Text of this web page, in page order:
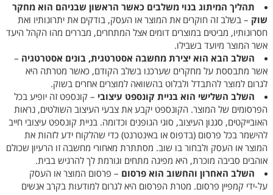
תהליך המיתוג בנוי משלבים כאשר הראשון שבניהם הוא מחקר
שוק – בשלב זה חוקרים את המוצר או העסק, בודקים את יתרונותיו ואת
חסרונותיו, מביטים במוצרים דומים אצל המתחרים, מבררים מהו הקהל היעד
אשר המוצר מיועד בשבילו.
השלב הבא הוא יצירת מחשבה אסטרטגית, בונים אסטרטגיה –
אשר מתבססת על מחקרים שערכנו בשלב הקודם, כאשר מטרתה היא
לגרום למוצר להתבדל ולבלוט בהשוואה למוצרים אחרים בשוק.
השלב השלישי הוא בניית קונספט עיצובי – קונספט זה יופיע בכל
הפרסומים של המוצר. הקונספט יקבע את צבעי העיצוב השולטים, נראות
האובייקטים, סגנון העיצוב, סוגי הגופנים וכדומה. בניית קונספט עיצובי חייב
להישמר בכל פרסום (בדפוס או באינטרנט) כדי שהלקוח ידע לזהות את
המוצר או העסק ולבחור בו שוב. מסתתרת מאחורי מחשבה זו הרעיון שכולם
אוהבים סביבה מוכרת, היא מפיגה מתחים וגורמת לך להרגיש בבית.
השלב האחרון והחשוב הוא פרסום – פרסום המוצר או העסק
על-ידי קמפיין פרסום. מטרת הפרסום היא לגרום למודעות בקרב אנשים